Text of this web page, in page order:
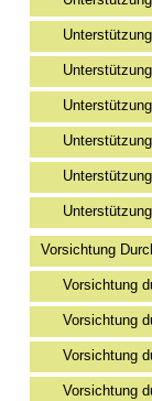
Vorsichtung
Vorsichtung
Vorsichtung
Vorsichtung
Vorsichtung